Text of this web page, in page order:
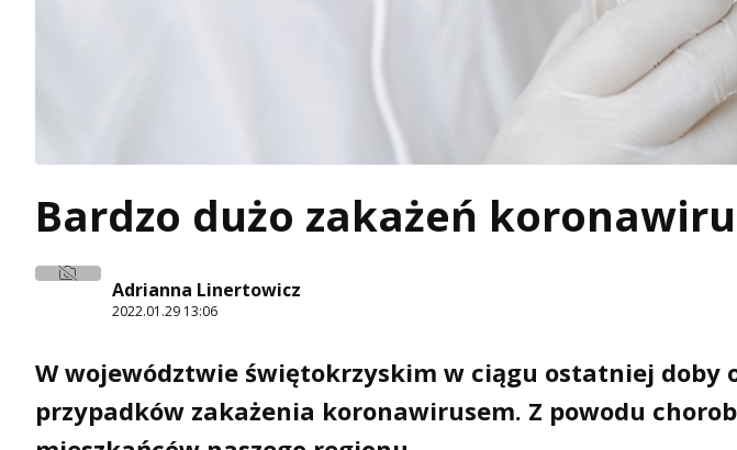
Bardzo dużo zakażeń
Adrianna Linertowicz
2022.01.29 13:06
W województwie świętokrzyskim w ciągu ostatniej doby
przypadków zakażenia koronawirusem. Z powodu